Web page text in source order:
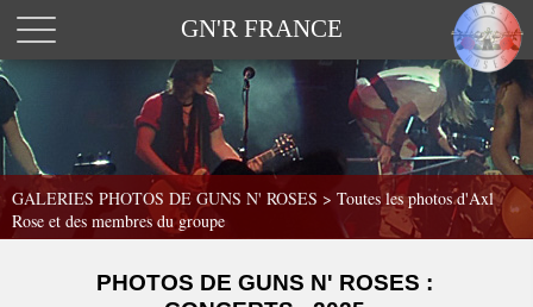
GN'R FRANCE
GALERIES PHOTOS DE GUNS N' ROSES > Toutes les photos d'Axl
Rose et des membres du groupe
PHOTOS DE GUNS N' ROSES :